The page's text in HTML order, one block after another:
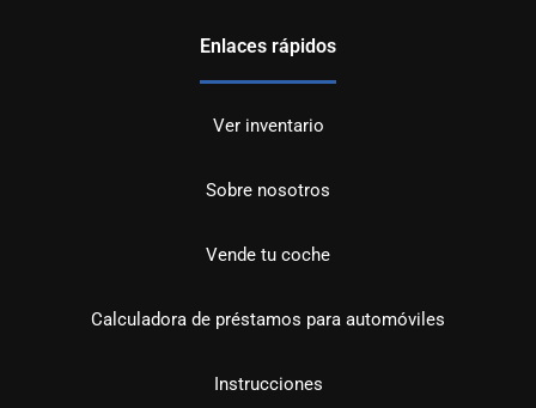
Enlaces rápidos
Ver inventario
Sobre nosotros
Vende tu coche
Calculadora de préstamos para automóviles
Instrucciones